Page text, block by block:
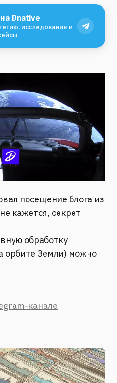
Dnative
исследования и
посещение блога из
кажется, секрет
обработку
орбите Земли) можно
канале